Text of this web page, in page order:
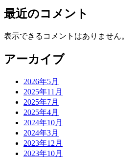
最近のコメント
表示できるコメントはありません。
アーカイブ
2026年5月
2025年11月
2025年7月
2025年4月
2024年10月
2024年3月
2023年12月
2023年10月